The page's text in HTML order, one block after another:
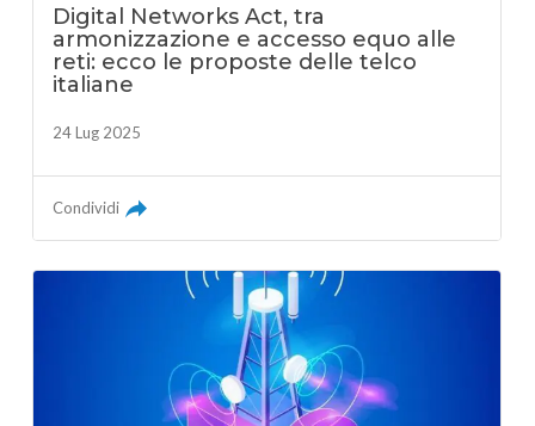
Digital Networks Act, tra
armonizzazione e accesso equo alle
reti: ecco le proposte delle telco
italiane
24 Lug 2025
Condividi